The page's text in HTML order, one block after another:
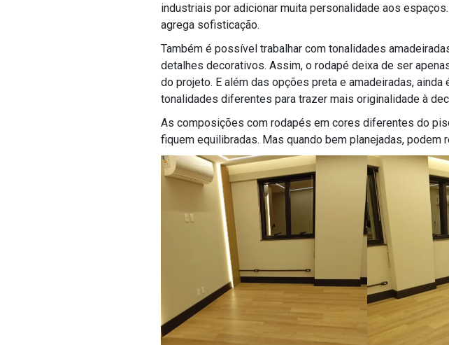
industriais por adicionar muita personalidade aos
agrega sofisticação.
Também é possível trabalhar com tonalidades
detalhes decorativos. Assim, o rodapé deixa de ser
do projeto. E além das opções preta e amadeiradas,
tonalidades diferentes para trazer mais originalidade à
As composições com rodapés em cores diferentes do
fiquem equilibradas. Mas quando bem planejadas,